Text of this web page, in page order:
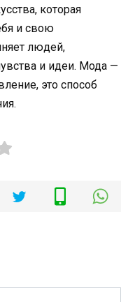
которая
и свою
людей,
и идеи. Мода —
это способ